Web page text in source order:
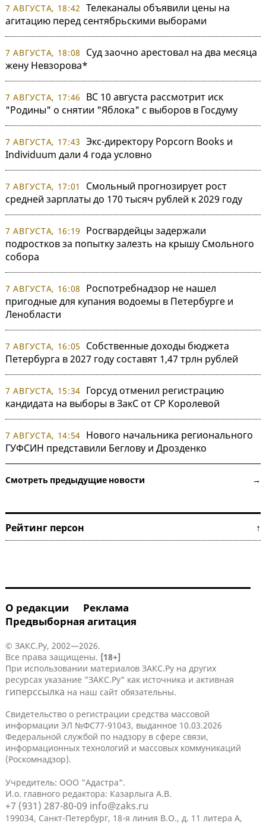
7 АВГУСТА, 18:42 Телеканалы объявили цены на
агитацию перед сентябрьскими выборами
7 АВГУСТА, 18:08
Суд заочно арестовал на два месяца
жену Невзорова*
7 АВГУСТА, 17:46
ВС 10 августа рассмотрит иск
"Родины" о снятии "Яблока" с выборов в Госдуму
7 АВГУСТА, 17:43 Экс-директору Popcorn Books и
Individuum дали 4 года условно
7 АВГУСТА, 17:01
Смольный прогнозирует рост
средней зарплаты до 170 тысяч рублей к 2029 году
7 АВГУСТА, 16:19
Росгвардейцы задержали
подростков за попытку залезть на крышу Смольного
собора
7 АВГУСТА, 16:08
Роспотребнадзор не нашел
пригодные для купания водоемы в Петербурге и
Ленобласти
7 АВГУСТА, 16:05
Собственные доходы бюджета
Петербурга в 2027 году составят 1,47 трлн рублей
7 АВГУСТА, 15:34 Горсуд отменил регистрацию
кандидата на выборы в ЗакС от СР Королевой
7 АВГУСТА, 14:54 Нового начальника регионального
ГУФСИН представили Беглову и Дрозденко
Смотреть предыдущие новости →
Рейтинг персон ↑
О редакции
Реклама
Предвыборная агитация
© ЗАКС.Ру, 2002—2026.
Все права защищены. [18+]
При использовании материалов ЗАКС.Ру на других
ресурсах указание "ЗАКС.Ру" как источника и активная
гиперссылка на наш сайт обязательны.
Свидетельство о регистрации средства массовой
информации ЭЛ №ФС77-91043, выданное 10.03.2026
Федеральной службой по надзору в сфере связи,
информационных технологий и массовых коммуникаций
(Роскомнадзор).
Учредитель: ООО "Адастра".
И.о. главного редактора: Казарлыга А.В.
+7 (931) 287-80-09 info@zaks.ru
199034, Санкт-Петербург, 18-я линия В.О., д. 11 литера А,